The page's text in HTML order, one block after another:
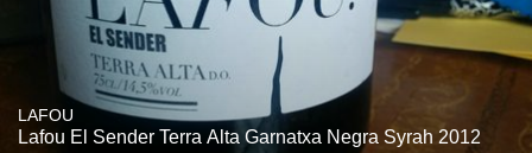
LAFOU
Lafou El Sender Terra Alta Garnatxa Negra Syrah 2012